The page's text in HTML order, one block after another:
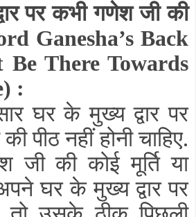
पर कभी गणेश जी की
Ganesha’s Back
Be There Towards
:
घर के मुख्य द्वार पर
पीठ नहीं होनी चाहिए.
की कोई मूर्ति या
घर के मुख्य द्वार पर